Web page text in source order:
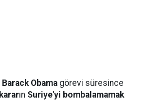
Barack Obama görevi süresince
kararın Suriye'yi bombalamamak